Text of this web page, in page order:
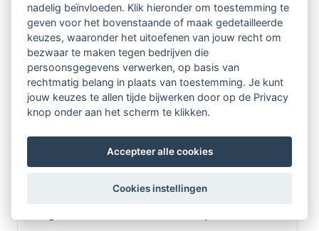
denk aan de supervisie dan zou ik het willen
omschrijven als persoonlijk, heel leerzaam en
ook confronterend. De supervisie heeft mij
ontzettend geholpen bij mijn persoonlijke
ontwikkeling en ik heb een verdiepingsslag
kunnen maken op het gebied van zelfreflectie. Ik
merk dat ik nog iedere dag profijt heb van het
traject. Ik heb meer aandacht voor mijn eigen
gevoelens en ik herken patronen die voorheen
nadelig beïnvloeden. Klik hieronder om toestemming te
geven voor het bovenstaande of maak gedetailleerde
keuzes, waaronder het uitoefenen van jouw recht om
bezwaar te maken tegen bedrijven die
persoonsgegevens verwerken, op basis van
rechtmatig belang in plaats van toestemming. Je kunt
jouw keuzes te allen tijde bijwerken door op de Privacy
knop onder aan het scherm te klikken.
Accepteer alle cookies
Cookies instellingen